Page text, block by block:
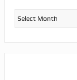
আর্কাইভ